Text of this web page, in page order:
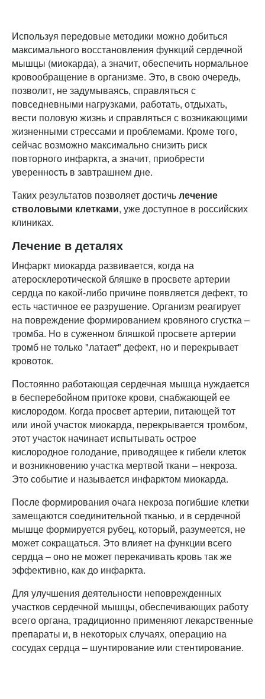
Используя передовые методики можно добиться
максимального восстановления функций сердечной
мышцы (миокарда), а значит, обеспечить нормальное
кровообращение в организме. Это, в свою очередь,
позволит, не задумываясь, справляться с
повседневными нагрузками, работать, отдыхать,
вести половую жизнь и справляться с возникающими
жизненными стрессами и проблемами. Кроме того,
сейчас возможно максимально снизить риск
повторного инфаркта, а значит, приобрести
уверенность в завтрашнем дне.
Таких результатов позволяет достичьлечение
стволовыми клетками, уже доступное в российских
клиниках.
Лечение в деталях
Инфаркт миокарда развивается, когда на
атеросклеротической бляшке в просвете артерии
сердца по какой-либо причине появляется дефект, то
есть частичное ее разрушение. Организм реагирует
на повреждение формированием кровяного сгустка –
тромба. Но в суженном бляшкой просвете артерии
тромб не только "латает" дефект, но и перекрывает
кровоток.
Постоянно работающая сердечная мышца нуждается
в бесперебойном притоке крови, снабжающей ее
кислородом. Когда просвет артерии, питающей тот
или иной участок миокарда, перекрывается тромбом,
этот участок начинает испытывать острое
кислородное голодание, приводящее к гибели клеток
и возникновению участка мертвой ткани – некроза.
Это событие и называется инфарктом миокарда.
После формирования очага некроза погибшие клетки
замещаются соединительной тканью, и в сердечной
мышце формируется рубец, который, разумеется, не
может сокращаться. Это влияет на функции всего
сердца – оно не может перекачивать кровь так же
эффективно, как до инфаркта.
Для улучшения деятельности неповрежденных
участков сердечной мышцы, обеспечивающих работу
всего органа, традиционно применяют лекарственные
препараты и, в некоторых случаях, операцию на
сосудах сердца – шунтирование или стентирование.